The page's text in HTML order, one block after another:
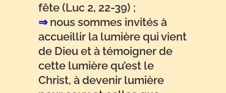
fête (Luc 2, 22-39) ;
⇒nous sommes invités à
accueillir la lumière qui vient
de Dieu et à témoigner de
cette lumière qu’est le
Christ, à devenir lumière